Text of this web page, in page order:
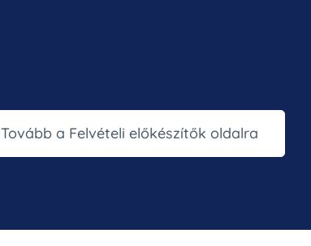
Tovább a Felvételi előkészítők oldalra